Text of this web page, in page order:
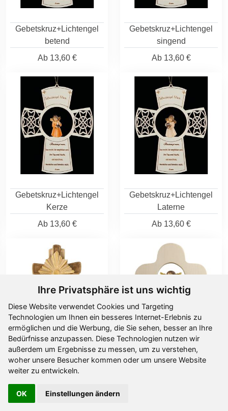
Ihre Privatsphäre ist uns wichtig
Diese Website verwendet Cookies und Targeting
Technologien um Ihnen ein besseres Internet-Erlebnis zu
ermöglichen und die Werbung, die Sie sehen, besser an Ihre
Bedürfnisse anzupassen. Diese Technologien nutzen wir
außerdem um Ergebnisse zu messen, um zu verstehen,
woher unsere Besucher kommen oder um unsere Website
weiter zu entwickeln.
OK Einstellungen ändern
Gebetskruz+Lichtengel
betend
Ab13,60 €
Gebetskruz+Lichtengel
singend
Ab13,60 €
Gebetskruz+Lichtengel
Kerze
Ab13,60 €
Gebetskruz+Lichtengel
Laterne
Ab13,60 €
Kreuz schlicht mit
Strahlen
Ab13,20 €
Kinderkreuz mit Raffaello